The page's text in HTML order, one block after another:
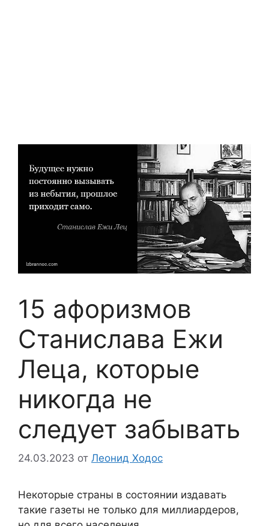
15 афоризмов
Станислава Ежи
Леца, которые
никогда не
следует забывать
24.03.2023 от Леонид Ходос
Некоторые страны в состоянии издавать
такие газеты не только для миллиардеров,